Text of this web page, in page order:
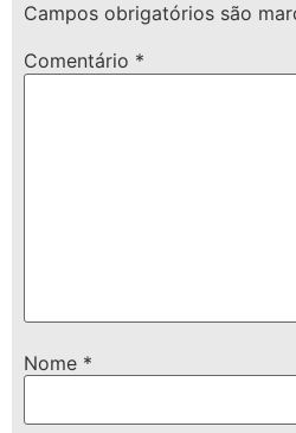
Campos obrigatórios são
Comentário *
Nome *